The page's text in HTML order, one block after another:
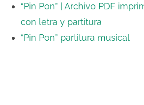
“Pin Pon” | Archivo PDF
con letra y partitura
“Pin Pon” partitura musical